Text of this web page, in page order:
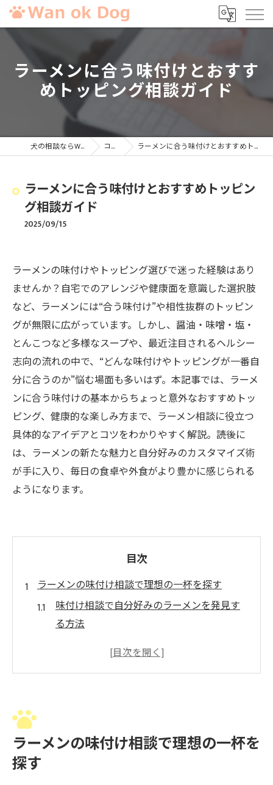
ラーメンに合う味付けとおすす
めトッピング相談ガイド
犬の相談ならWan ok Dog コラム ラーメンに合う味付けとおすすめトッピング相談ガイド
ラーメンに合う味付けとおすすめトッピン
グ相談ガイド
2025/09/15
ラーメンの味付けやトッピング選びで迷った経験はあり
ませんか？自宅でのアレンジや健康面を意識した選択肢
など、ラーメンには“合う味付け”や相性抜群のトッピン
グが無限に広がっています。しかし、醤油・味噌・塩・
とんこつなど多様なスープや、最近注目されるヘルシー
志向の流れの中で、“どんな味付けやトッピングが一番自
分に合うのか”悩む場面も多いはず。本記事では、ラーメ
ンに合う味付けの基本からちょっと意外なおすすめトッ
ピング、健康的な楽しみ方まで、ラーメン相談に役立つ
具体的なアイデアとコツをわかりやすく解説。読後に
は、ラーメンの新たな魅力と自分好みのカスタマイズ術
が手に入り、毎日の食卓や外食がより豊かに感じられる
ようになります。
目次
ラーメンの味付け相談で理想の一杯を探す
味付け相談で自分好みのラーメンを発見す
る方法
人気の味付け傾向と相談のポイントを解説
醤油や味噌など味付け別相談の活用法
ラーメンの味付け相談で理想の一杯を
探す